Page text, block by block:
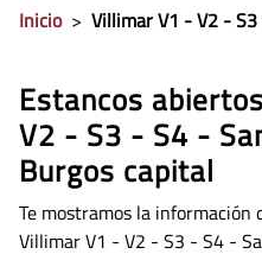
Inicio > Villimar V1 - V2 -
Estancos
V2 - S3 - S4 -
Burgos capital
Te mostramos la información
Villimar V1 - V2 - S3 - S4 -